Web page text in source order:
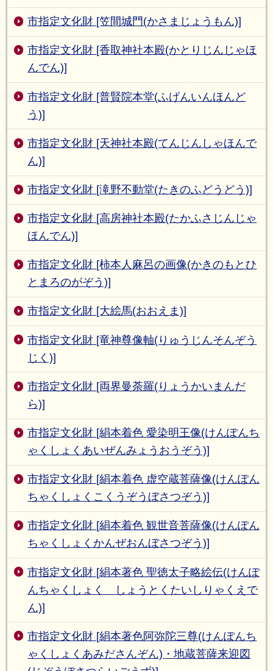
市指定文化財 [笠間城門(かさまじょうもん)]
市指定文化財 [香取神社本殿(かとりじんじゃほ
んでん)]
市指定文化財 [普賢院本堂(ふげんいんほんど
う)]
市指定文化財 [天神社本殿(てんじんしゃほんで
ん)]
市指定文化財 [滝野不動堂(たきのふどうどう)]
市指定文化財 [高房神社本殿(たかふさじんじゃ
ほんでん)]
市指定文化財 [柿本人麻呂の画像(かきのもとひ
とまろのがぞう)]
市指定文化財 [大絵馬(おおえま)]
市指定文化財 [竜神尊像軸(りゅうじんそんぞう
じく)]
市指定文化財 [両界曼荼羅(りょうかいまんだ
ら)]
市指定文化財 [絹本着色 愛染明王像(けんぽんち
ゃくしょくあいぜんみょうおうぞう)]
市指定文化財 [絹本着色 虚空蔵菩薩像(けんぽん
ちゃくしょくこくうぞうぼさつぞう)]
市指定文化財 [絹本着色 観世音菩薩像(けんぽん
ちゃくしょくかんぜおんぼさつぞう)]
市指定文化財 [絹本著色 聖徳太子略絵伝(けんぽ
んちゃくしょく しょうとくたいしりゃくえで
ん)]
市指定文化財 [絹本著色阿弥陀三尊(けんぽんち
ゃくしょくあみださんぞん)・地蔵菩薩来迎図